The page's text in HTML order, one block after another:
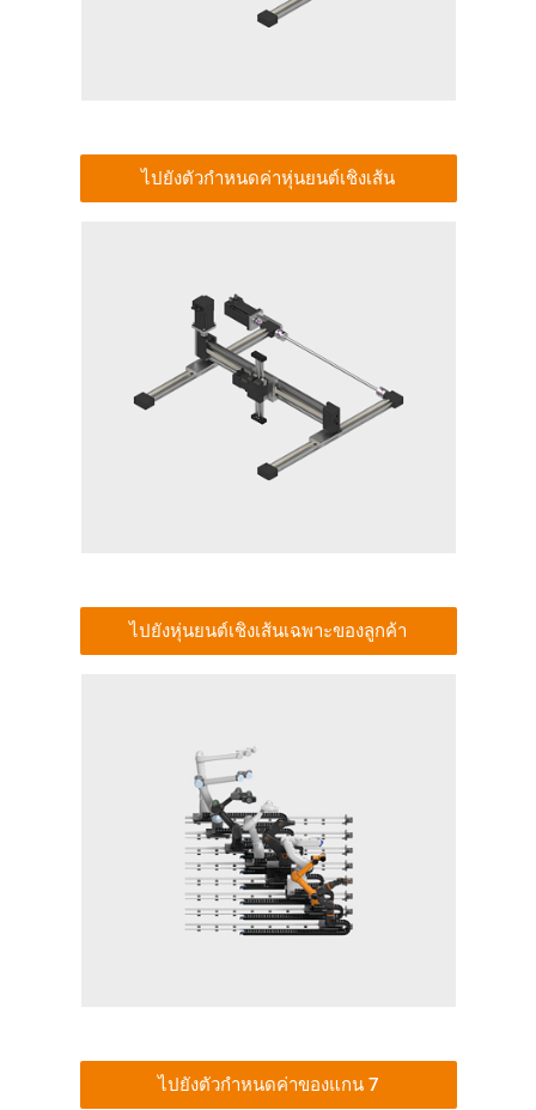
ไปยังตัวกำหนดค่าหุ่นยนต์เชิงเส้น
ไปยังหุ่นยนต์เชิงเส้นเฉพาะของลูกค้า
ไปยังตัวกำหนดค่าของแกน 7